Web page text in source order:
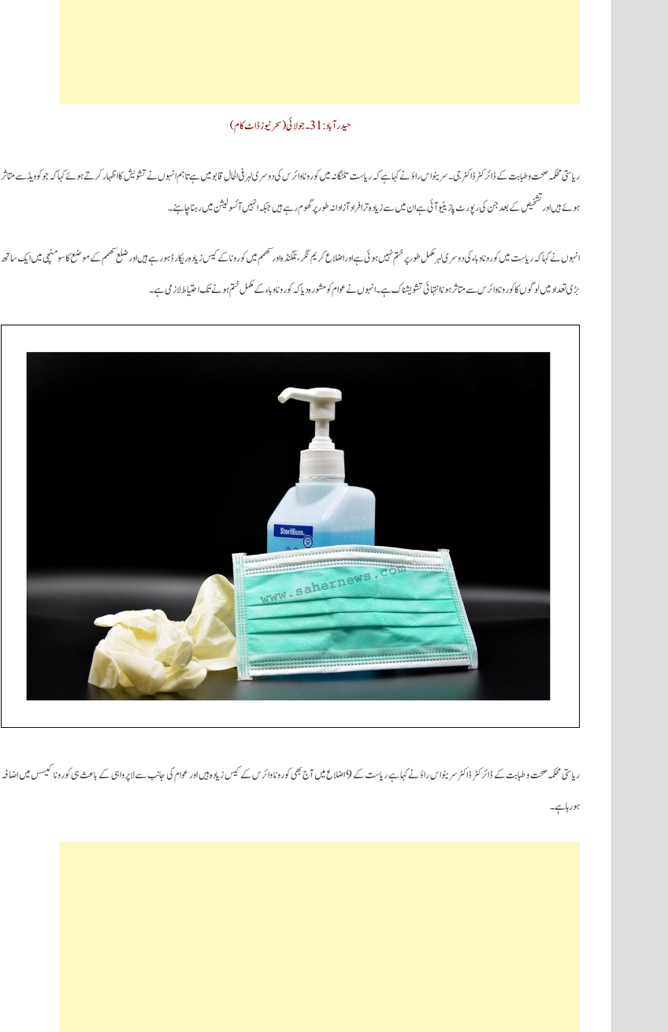
حیدرآباد:31۔جولائی(سحرنیوزڈاٹ کام)
ریاستی محکمہ صحت و طبابت کے ڈائرکٹر ڈاکٹر جی۔سرینواس راؤ نے کہا ہے کہ ریاست تلنگانہ میں کورونا وائرس کی دوسری لہر فی الحال قابو میں ہے تاہم انہوں نے تشویش کا اظہار کرتے ہوئے کہا کہ جو کوویڈ سے متاثر
ہوئے ہیں اور تشخیص کے بعد جن کی رپورٹ پازیٹیو آئی ہے ان میں سے زیادہ تر افراد آزادانہ طور پر گھوم رہے ہیں جبکہ انہیں آئسولیشن میں رہنا چاہئے۔
انہوں نے کہا کہ ریاست میں کورونا وباء کی دوسری لہر مکمل طور پر ختم نہیں ہوئی ہے اوراضلاع کریم نگر، نلگنڈہ اور کھمم میں کورونا کے کیس زیادہ ریکارڈ ہورہے ہیں اور ضلع کھمم کے موضع کاسومنچی میں ایک ساتھ
بڑی تعداد میں لوگوں کا کورونا وائرس سے متاثر ہونا انتہائی تشویشناک ہے۔انہوں نے عوام کو مشورہ دیا کہ کورونا وباء کے مکمل ختم ہونے تک احتیاط لازمی ہے۔
ریاستی محکمہ صحت و طبابت کے ڈائرکٹر ڈاکٹر سرینواس راؤ نے کہا ہے ریاست کے 9 اضلاع میں آج بھی کورونا وائرس کے کیس زیادہ ہیں اور عوام کی جانب سے لاپرواہی کے باعث ہی کورونا کیسس میں اضافہ
ہورہاہے۔